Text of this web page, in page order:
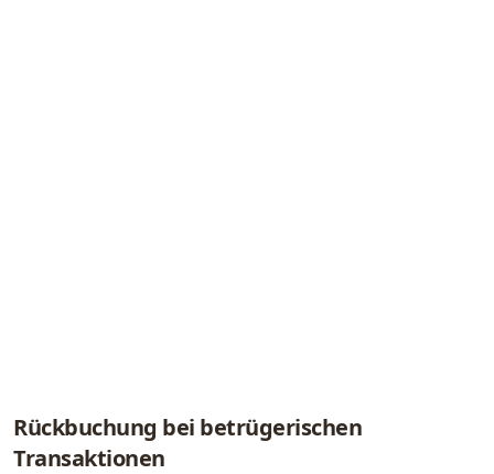
Rückbuchung bei betrügerischen
Transaktionen